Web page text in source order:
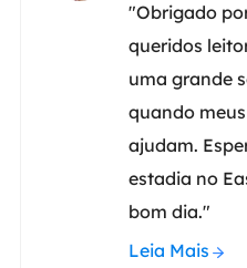
"Obrigado
queridos
uma grande
quando
ajudam.
estadia no
bom dia."
Leia Mais